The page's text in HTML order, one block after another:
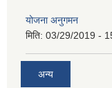
योजना अनुगमन
मिति: 03/29/2019 -
अन्य